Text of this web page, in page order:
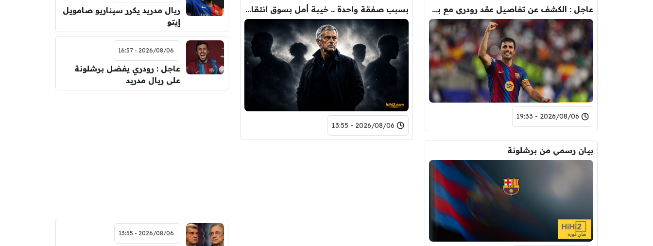
عاجل : الكشف عن تفاصيل عقد رودري مع برشلونة.. قيمة الصفقة والراتب
2026/08/06 - 19:33
بسبب صفقة واحدة .. خيبة أمل بسوق انتقالات ريال مدريد !
2026/08/06 - 13:55
بيان رسمي من برشلونة
ريال مدريد يكرر سيناريو صامويل
إيتو
2026/08/06 - 16:57
عاجل : رودري يفضل برشلونة
على ريال مدريد
2026/08/06 - 13:55